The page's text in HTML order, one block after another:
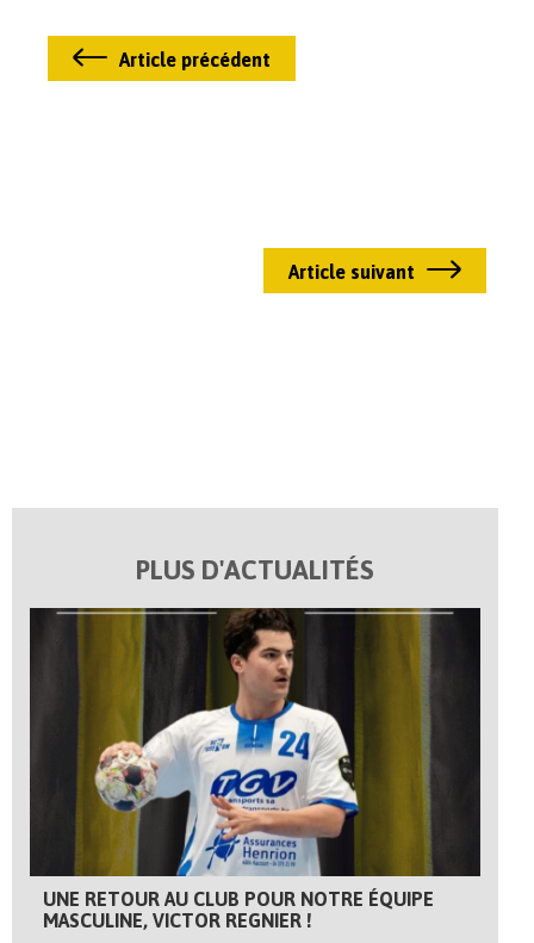
Article précédent
Article suivant
PLUS D'ACTUALITÉS
UNE RETOUR AU CLUB POUR NOTRE ÉQUIPE
MASCULINE, VICTOR REGNIER !